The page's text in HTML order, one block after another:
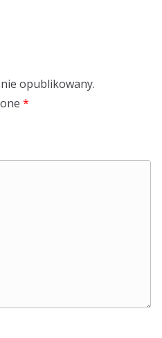
opublikowany.
*